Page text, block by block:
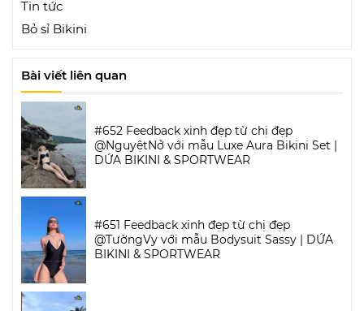
Tin tức
Bỏ sỉ Bikini
Bài viết liên quan
#652 Feedback xinh đẹp từ chị đẹp
@NguyệtNở với mẫu Luxe Aura Bikini Set |
DỨA BIKINI & SPORTWEAR
#651 Feedback xinh đẹp từ chị đẹp
@TườngVy với mẫu Bodysuit Sassy | DỨA
BIKINI & SPORTWEAR